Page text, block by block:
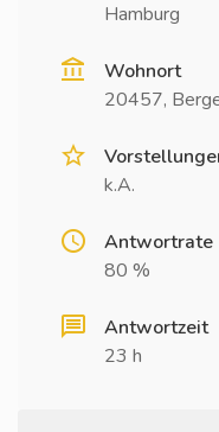
Hamburg
Wohnort
20457,
k.A.
Antwortrate
80 %
Antwortzeit
23 h